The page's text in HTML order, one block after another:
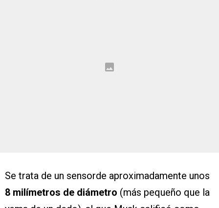
Se trata de un sensorde aproximadamente unos
8 milímetros de diámetro (más pequeño que la